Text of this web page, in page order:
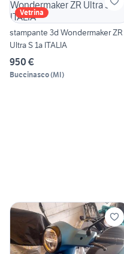
Vetrina
stampante 3d Wondermaker ZR
Ultra S 1a ITALIA
950 €
Buccinasco(MI)